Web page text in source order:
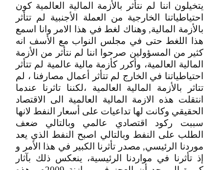
يتخيلون اننا لم نتأثر بالأزمة المالية العالمية كون
احتياطياتنا الخارجية من العملة الأجنبية لم تتأثر
بالأزمة المالية, وهناك لغط في هذا الامر وانا اسمع
هذا اللغط حتى في مجلس النواب مع الأسف انه
كثير من المسؤولين صرحوا اننا لم نتأثر من الأزمة
المالية العالمية، وأكرر كأزمة مالية عالمية لم تتأثر
احتياطياتنا في الخارج لم تتأثر أعمال مصارفنا ، لم
تتاثر بالأزمة المالية العالمية ،لكننا تاثرنا عندما
انتقلت هذه الازمة المالية العالمية الى الاقتصاد
الحقيقي وكانت لها تداعيات على أسعار النفط لانها
سببت ركود اقتصادي عالمي وبالتالي ضعف
الطلب على النفط وبالتالي اصبح النفط الذي يعد
موردنا الرئيسي, مصدر تأثرنا الكبير في هذا الأمر و
إذ تأثرنا في مواردنا الرئيسية، ينعكس ذلك بآثار